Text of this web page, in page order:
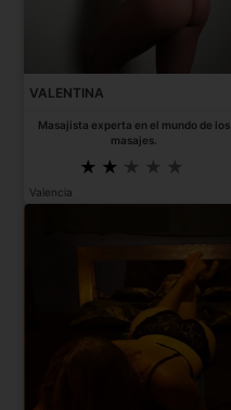
VALENTINA
Masajista experta en el mundo de los
masajes.
Valencia